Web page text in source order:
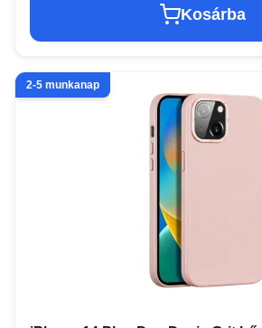
Kosárba
2-5 munkanap